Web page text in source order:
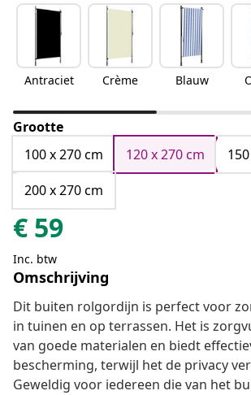
Antraciet Crème Blauw
Grootte
100 x 270 cm
120 x 270 cm
200 x 270 cm
€ 59
Inc. btw
Omschrijving
Dit buiten rolgordijn is perfect voor
in tuinen en op terrassen. Het is
van goede materialen en biedt
bescherming, terwijl het de privacy
Geweldig voor iedereen die van het